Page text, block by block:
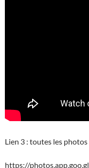
Lien 3 : toutes les
https://